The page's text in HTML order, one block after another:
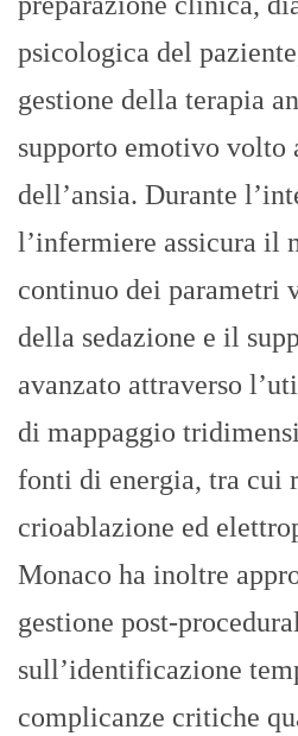
psicologica del
gestione della terapia
supporto emotivo volto
dell’ansia. Durante
l’infermiere assicura il
continuo dei parametri
della sedazione e il
avanzato attraverso
di mappaggio
fonti di energia, tra cui
crioablazione ed
Monaco ha inoltre
gestione post-
sull’identificazione
complicanze critiche